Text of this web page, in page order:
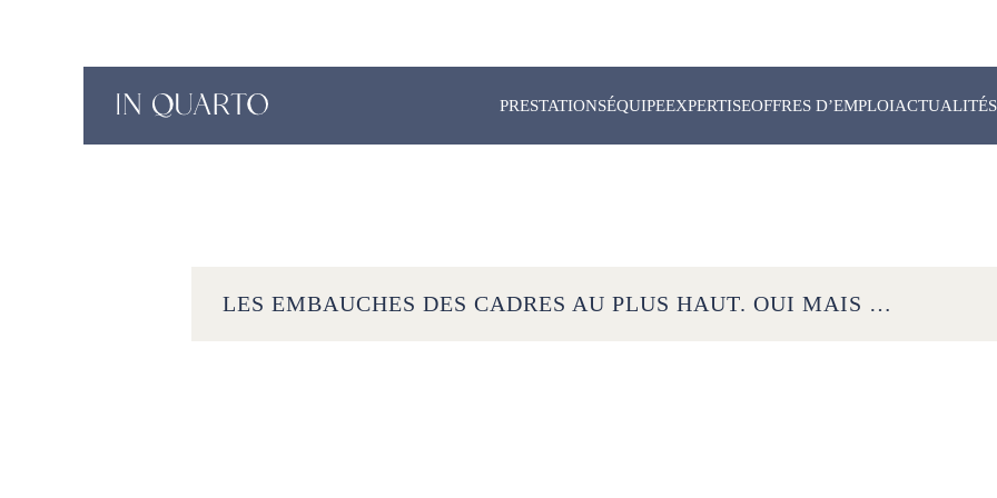
PRESTATIONSÉQUIPEEXPERTISEOFFRES D’EMPLOIACTUALITÉS
LES EMBAUCHES DES CADRES AU PLUS HAUT. OUI MAIS …